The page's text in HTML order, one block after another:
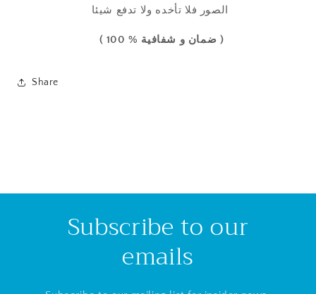
( ضمان و شفافية % 100 )
Share
Subscribe to our
emails